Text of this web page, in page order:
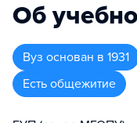
Об
Вуз основан в 1931
Есть общежитие